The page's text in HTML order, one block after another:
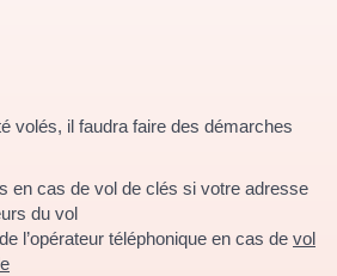
volés, il faudra faire des démarches
en cas de vol de clés si votre adresse
du vol
l’opérateur téléphonique en cas de vol